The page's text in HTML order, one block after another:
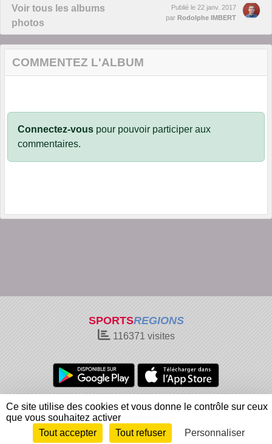
Voir tous les albums
photos
Publié le 22 janv. 2017
par Rodolphe IMBERT
COMMENTEZ L'ALBUM
Connectez-vous pour pouvoir participer aux
commentaires.
SPORTSREGIONS
116371 visites
Charte cookies
Gestion des cookies
Informations légales
Signaler un contenu inapproprié
Envie de participer ?
Connexion
Ce site utilise des cookies et vous donne le contrôle sur ceux
que vous souhaitez activer
Tout accepter
Tout refuser Personnaliser